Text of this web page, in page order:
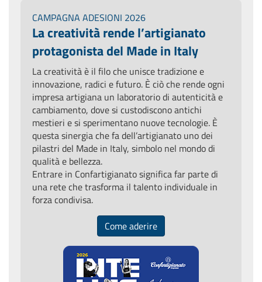
CAMPAGNA ADESIONI 2026
La creatività rende l’artigianato
protagonista del Made in Italy
La creatività è il filo che unisce tradizione e
innovazione, radici e futuro. È ciò che rende ogni
impresa artigiana un laboratorio di autenticità e
cambiamento, dove si custodiscono antichi
mestieri e si sperimentano nuove tecnologie. È
questa sinergia che fa dell’artigianato uno dei
pilastri del Made in Italy, simbolo nel mondo di
qualità e bellezza.
Entrare in Confartigianato significa far parte di
una rete che trasforma il talento individuale in
forza condivisa.
Come aderire